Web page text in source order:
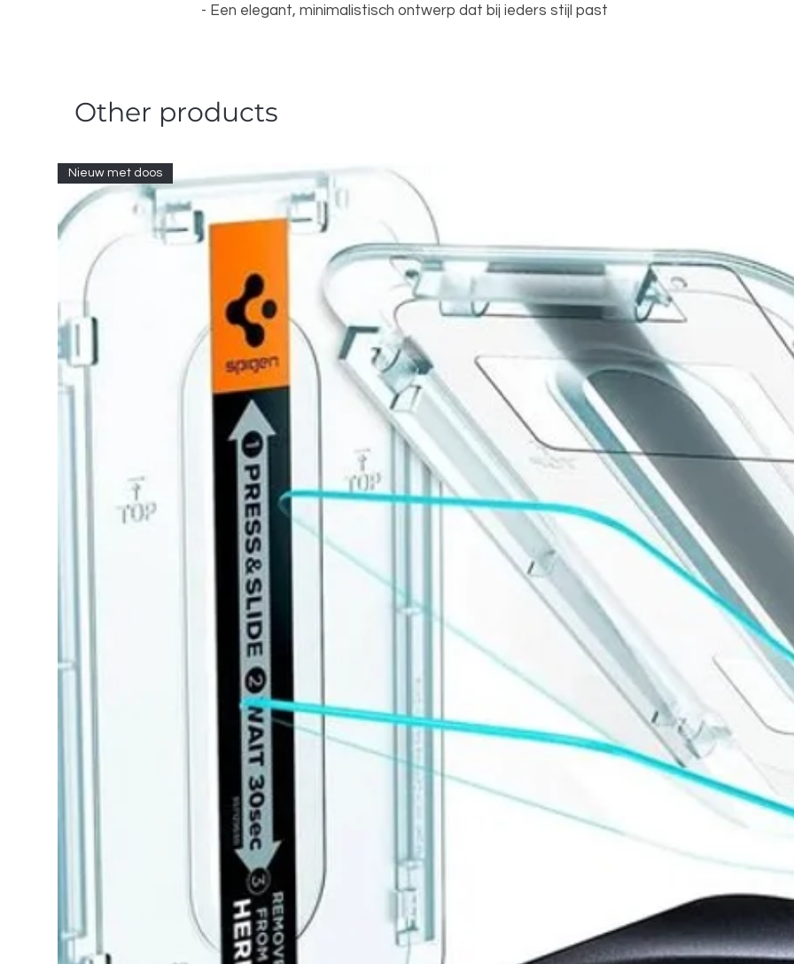
- Een elegant, minimalistisch ontwerp dat bij ieders stijl past
Other products
Nieuw met doos